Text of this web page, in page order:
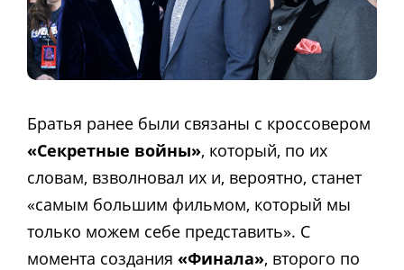
Братья ранее были связаны с кроссовером
«Секретные войны», который, по их
словам, взволновал их и, вероятно, станет
«самым большим фильмом, который мы
только можем себе представить». С
момента создания «Финала», второго по